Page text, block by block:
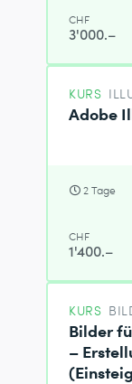
CHF
3'000.–
KURS
Adobe
2 Tage
CHF
1'400.–
KURS
Bilder
–